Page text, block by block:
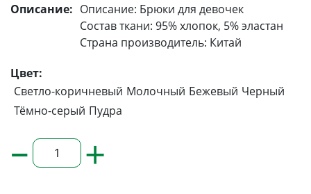
Описание: Описание: Брюки для девочек
Состав ткани: 95% хлопок, 5% эластан
Страна производитель: Китай
Цвет:
Светло-коричневый Молочный Бежевый Черный
Тёмно-серый Пудра
– +